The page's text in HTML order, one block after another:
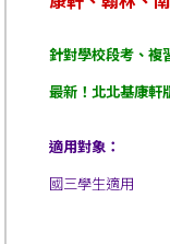
針對學校段考、複
最新！北北基康軒
適用對象：
國三學生適用